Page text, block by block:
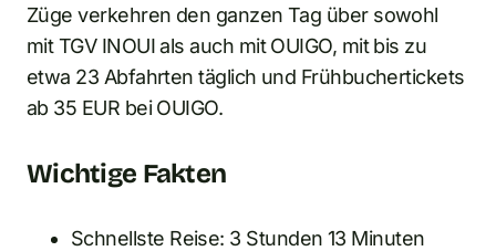
Züge verkehren den ganzen Tag über sowohl
mit TGV INOUI als auch mit OUIGO, mit bis zu
etwa 23 Abfahrten täglich und Frühbuchertickets
ab 35 EUR bei OUIGO.
Wichtige Fakten
Schnellste Reise: 3 Stunden 13 Minuten